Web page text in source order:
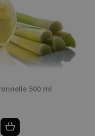
500 ml